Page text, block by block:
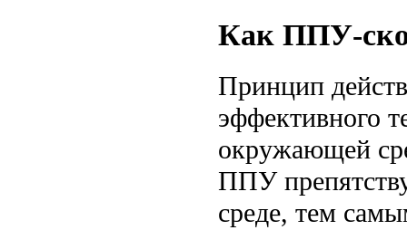
Как ППУ-
Принцип
эффективного
окружающей
ППУ
среде, тем